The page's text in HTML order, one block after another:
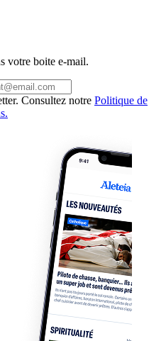
votre boite e-mail.
Consultez notre Politique de